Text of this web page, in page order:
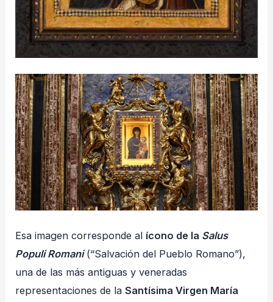
Esa imagen corresponde al ícono de la Salus
Populi Romani(“Salvación del Pueblo Romano”),
una de las más antiguas y veneradas
representaciones de laSantísima Virgen María